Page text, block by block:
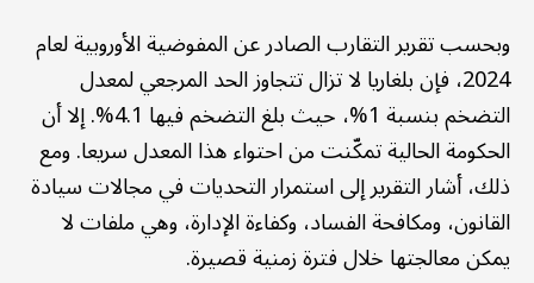
وبحسب تقرير التقارب الصادر عن المفوضية الأوروبية لعام
2024، فإن بلغاريا لا تزال تتجاوز الحد المرجعي لمعدل
التضخم بنسبة 1%، حيث بلغ التضخم فيها 4.1%. إلا أن
الحكومة الحالية تمكّنت من احتواء هذا المعدل سريعا. ومع
ذلك، أشار التقرير إلى استمرار التحديات في مجالات سيادة
القانون، ومكافحة الفساد، وكفاءة الإدارة، وهي ملفات لا
يمكن معالجتها خلال فترة زمنية قصيرة.